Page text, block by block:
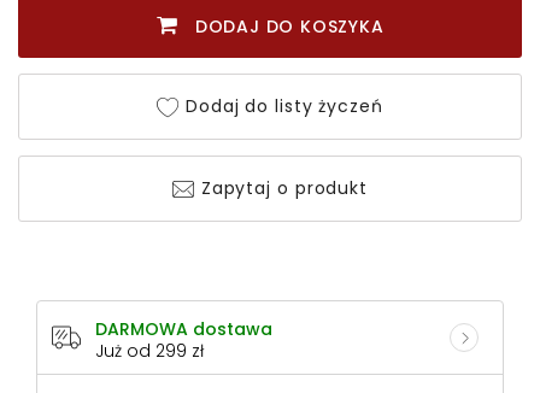
DODAJ DO KOSZYKA
Dodaj do listy życzeń
Zapytaj o produkt
DARMOWA dostawa
Już od 299 zł